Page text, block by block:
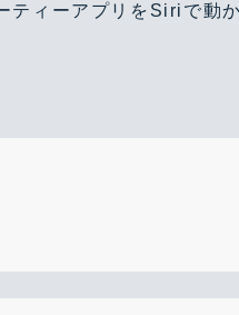
ィーアプリをSiriで動か